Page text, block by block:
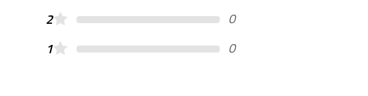
2
0
1
0